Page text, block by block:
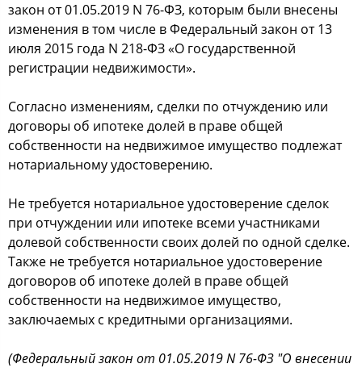
закон от 01.05.2019 N 76-ФЗ, которым были внесены
изменения в том числе в Федеральный закон от 13
июля 2015 года N 218-ФЗ «О государственной
регистрации недвижимости».
Согласно изменениям, сделки по отчуждению или
договоры об ипотеке долей в праве общей
собственности на недвижимое имущество подлежат
нотариальному удостоверению.
Не требуется нотариальное удостоверение сделок
при отчуждении или ипотеке всеми участниками
долевой собственности своих долей по одной сделке.
Также не требуется нотариальное удостоверение
договоров об ипотеке долей в праве общей
собственности на недвижимое имущество,
заключаемых с кредитными организациями.
(Федеральный закон от 01.05.2019 N 76-ФЗ "О внесении